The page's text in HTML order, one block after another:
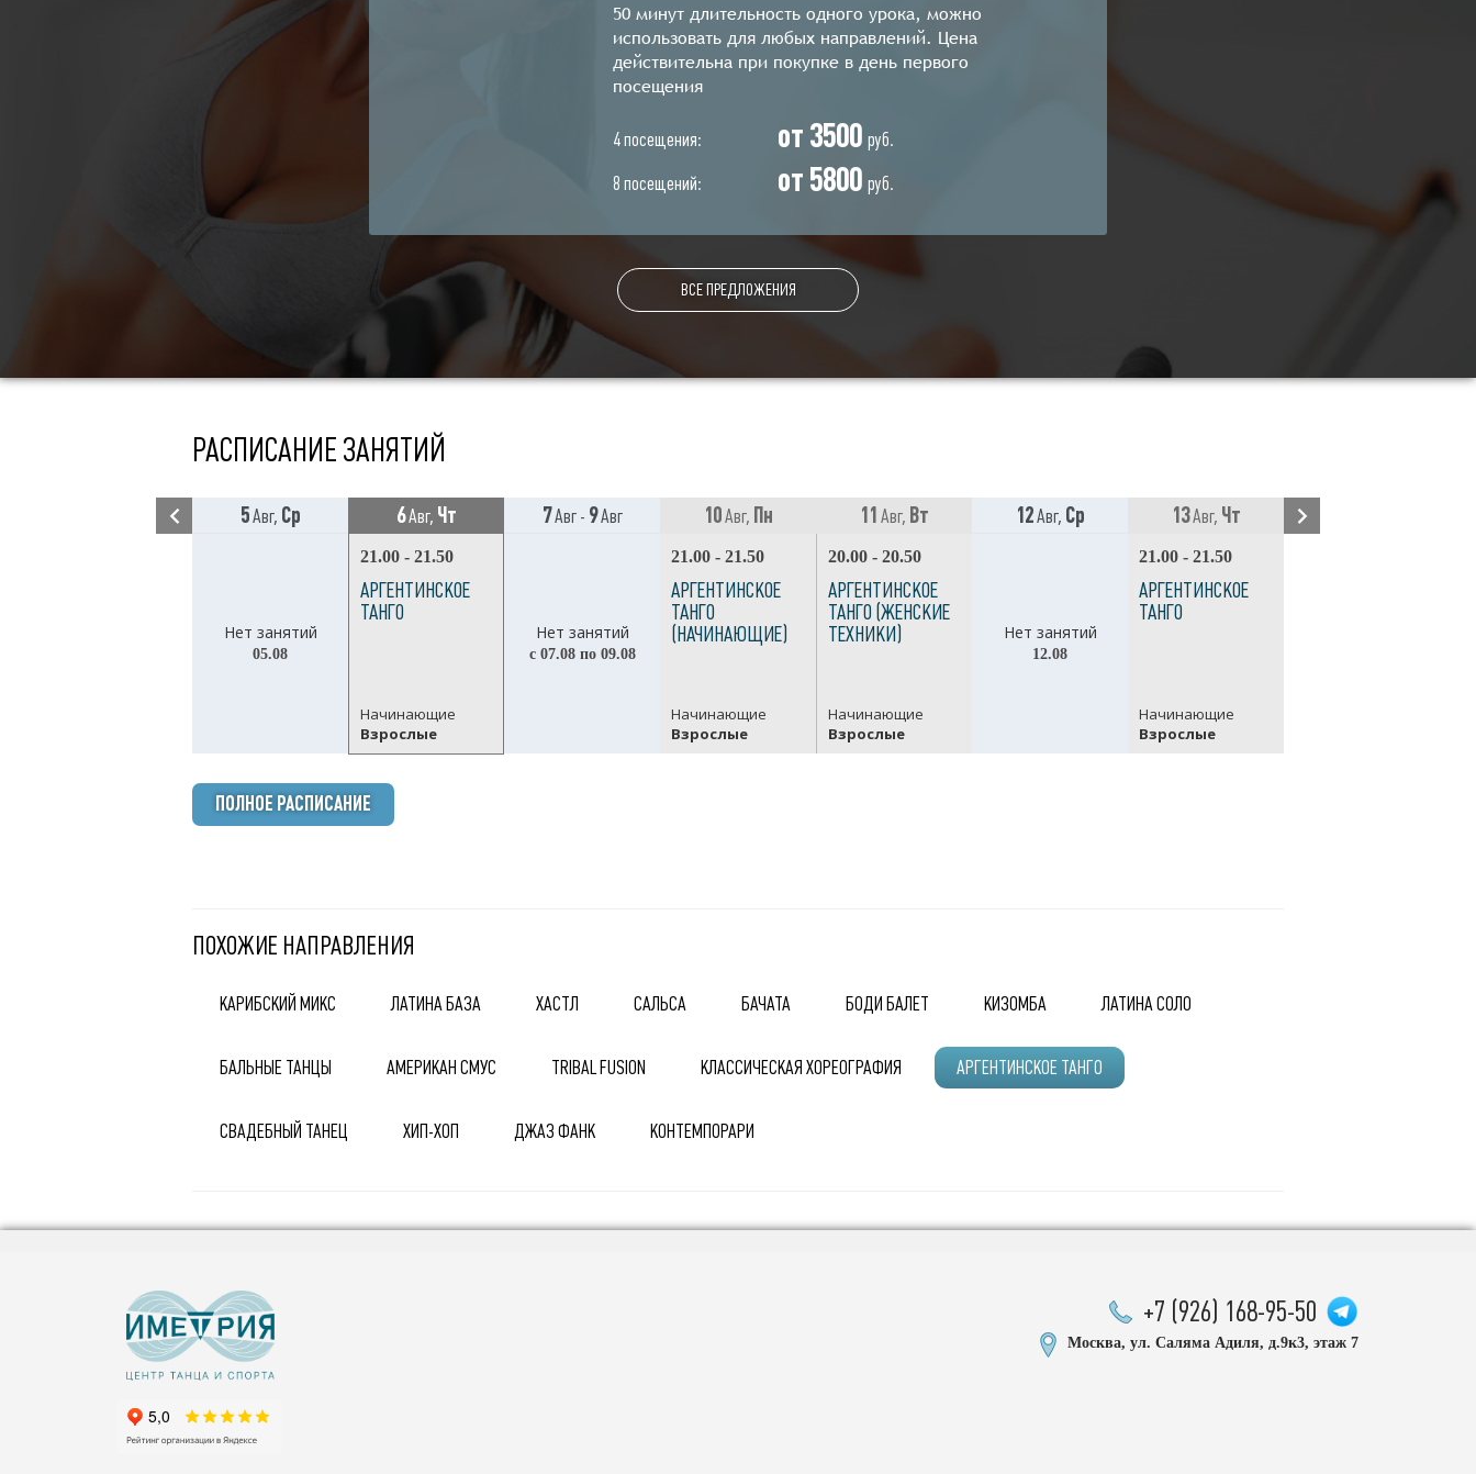
50 минут длительность одного урока, можно
использовать для любых направлений. Цена
действительна при покупке в день первого
посещения
4 посещения: от 3500 руб.
8 посещений:
от 5800 руб.
ВСЕ ПРЕДЛОЖЕНИЯ
РАСПИСАНИЕ ЗАНЯТИЙ
5Авг, Ср 6Авг, Чт 7Авг - 9Авг 10Авг, Пн 11 Авг, Вт 12Авг, Ср 13Авг, Чт
Нет занятий
05.08
21.00 - 21.50
АРГЕНТИНСКОЕ
ТАНГО
Начинающие
Взрослые
Нет занятий
с 07.08 по 09.08
21.00 - 21.50
АРГЕНТИНСКОЕ
ТАНГО
(НАЧИНАЮЩИЕ)
Начинающие
Взрослые
20.00 - 20.50
АРГЕНТИНСКОЕ
ТАНГО (ЖЕНСКИЕ
ТЕХНИКИ)
Начинающие
Взрослые
Нет занятий
12.08
21.00 - 21.50
АРГЕНТИНСКОЕ
ТАНГО
Начинающие
Взрослые
ПОЛНОЕ РАСПИСАНИЕ
ПОХОЖИЕ НАПРАВЛЕНИЯ
КАРИБСКИЙ МИКС ЛАТИНА БАЗА ХАСТЛ САЛЬСА БАЧАТА БОДИ БАЛЕТ КИЗОМБА ЛАТИНА СОЛО
БАЛЬНЫЕ ТАНЦЫ АМЕРИКАН СМУС TRIBAL FUSION КЛАССИЧЕСКАЯ ХОРЕОГРАФИЯ АРГЕНТИНСКОЕ ТАНГО
СВАДЕБНЫЙ ТАНЕЦ ХИП-ХОП ДЖАЗ ФАНК КОНТЕМПОРАРИ
+7 (926) 168-95-50
Москва, ул. Саляма Адиля, д.9к3, этаж 7